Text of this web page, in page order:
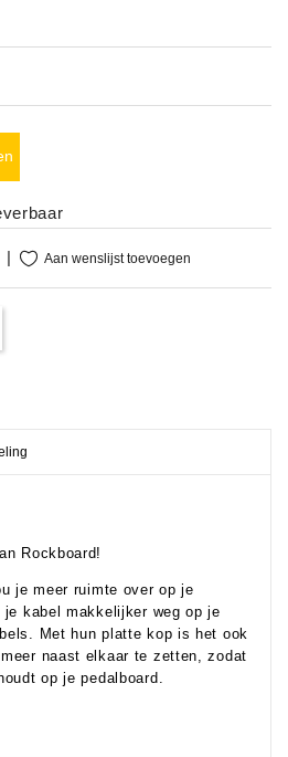
Aan wenslijst toevoegen
Rockboard!
je meer ruimte over op je
kabel makkelijker weg op je
Met hun platte kop is het ook
naast elkaar te zetten, zodat
op je pedalboard.